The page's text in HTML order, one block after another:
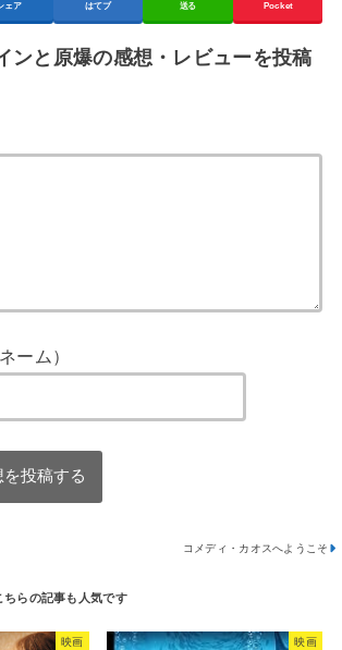
ェア はてブ 送る Pocket
ンと原爆の感想・レビューを投稿
ーム）
コメディ・カオスへようこそ
映画 映画